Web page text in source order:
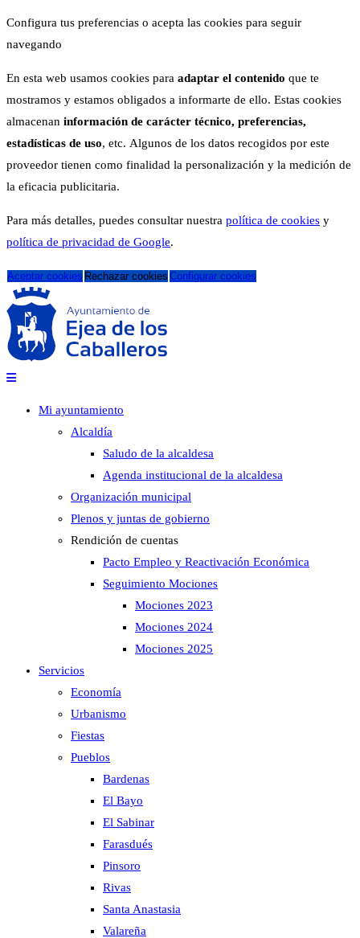
Configura tus preferencias o acepta las cookies para seguir
navegando
En esta web usamos cookies para adaptar el contenido que te
mostramos y estamos obligados a informarte de ello. Estas cookies
almacenan información de carácter técnico, preferencias,
estadísticas de uso, etc. Algunos de los datos recogidos por este
proveedor tienen como finalidad la personalización y la medición de
la eficacia publicitaria.
Para más detalles, puedes consultar nuestra política de cookies y
política de privacidad de Google.
Aceptar cookies Rechazar cookies Configurar cookies
Mi ayuntamiento
Alcaldía
Saludo de la alcaldesa
Agenda institucional de la alcaldesa
Organización municipal
Plenos y juntas de gobierno
Rendición de cuentas
Pacto Empleo y Reactivación Económica
Seguimiento Mociones
Mociones 2023
Mociones 2024
Mociones 2025
Servicios
Economía
Urbanismo
Fiestas
Pueblos
Bardenas
El Bayo
El Sabinar
Farasdués
Pinsoro
Rivas
Santa Anastasia
Valareña